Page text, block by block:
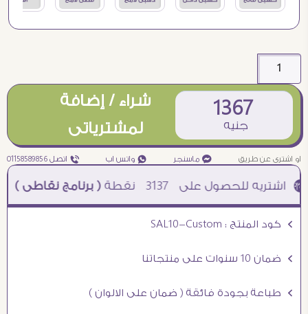
1367
جنيه
شراء / إضافة
لمشترياتى
او اشترى عن طريق ¥ ماسنجر ₧ واتس اب ƒ اتصل 01158589856
3137 نقطة( برنامج نقاطى )à خصم 5% للعملاء الجدد à شحن مجانى عند الشراء ب 4000 جنيه à
Ö كود المنتج : SAL10-Custom
Ö ضمان 10 سنوات على منتجاتنا
Ö طباعة بجودة فائقة ( ضمان على الالوان )